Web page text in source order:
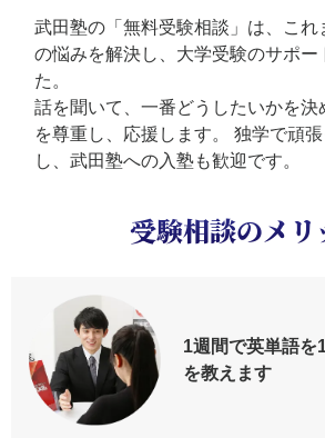
武田塾の「無料受験相談」は、これ
の悩みを解決し、大学受験のサポー
た。
話を聞いて、一番どうしたいかを決
を尊重し、応援します。
独学で頑
し、武田塾への入塾も歓迎です。
受験相談のメリ
1週間で英単語を
を教えます